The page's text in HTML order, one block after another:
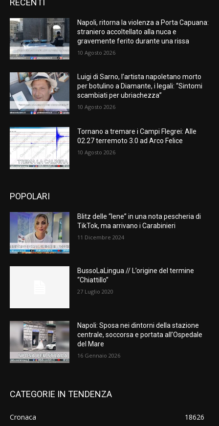
RECENTI
Napoli, ritorna la violenza a Porta Capuana:
straniero accoltellato alla nuca e
gravemente ferito durante una rissa
10 Agosto 2026
Luigi di Sarno, l’artista napoletano morto
per botulino a Diamante, i legali: “Sintomi
scambiati per ubriachezza”
10 Agosto 2026
Tornano a tremare i Campi Flegrei: Alle
02.27 terremoto 3.0 ad Arco Felice
10 Agosto 2026
POPOLARI
Blitz delle “Iene” in una nota pescheria di
TikTok, ma arrivano i Carabinieri
11 Dicembre 2024
BussoLaLingua // L’origine del termine
“Chiattillo”
27 Luglio 2020
Napoli: Sposa nei dintorni della stazione
centrale, soccorsa e portata all’Ospedale
del Mare
16 Gennaio 2026
CATEGORIE IN TENDENZA
Cronaca
18626